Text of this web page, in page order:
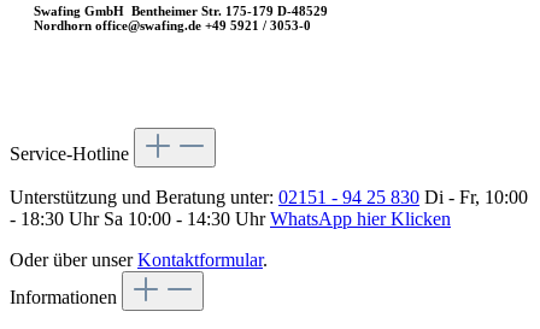
Swafing GmbH Bentheimer Str. 175-179 D-48529
Nordhorn office@swafing.de +49 5921 / 3053-0
Service-Hotline
Unterstützung und Beratung unter: 02151 - 94 25 830 Di - Fr, 10:00
- 18:30 Uhr Sa 10:00 - 14:30 UhrWhatsApp hier Klicken
Oder über unserKontaktformular.
Informationen